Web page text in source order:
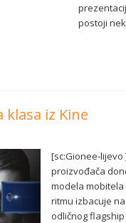
postoji
klasa iz Kine
[sc:Gionee-
proizvođača
modela mobitela
ritmu izbacuje
odličnog